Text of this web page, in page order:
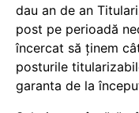
dau an de an
post pe perioadă
încercat să ținem
posturile
garanta de la